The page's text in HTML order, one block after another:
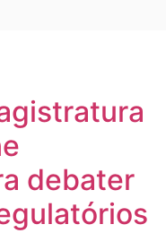
debater